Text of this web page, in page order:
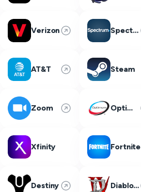
Verizon Spectrum
AT&T Steam
Zoom Optimum
Xfinity Fortnite
Destiny Diablo 4